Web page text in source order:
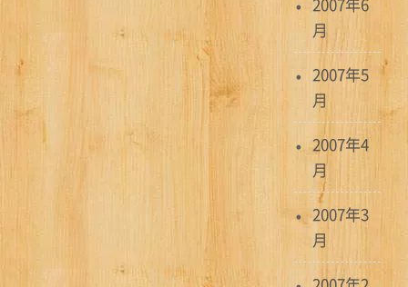
月
2007年5
月
2007年4
月
2007年3
月